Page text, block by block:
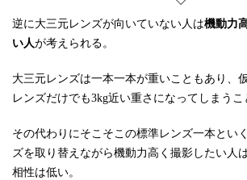
逆に大三元レンズが向いていない人は機動力
い人が考えられる。
大三元レンズは一本一本が重いこともあり、
レンズだけでも3kg近い重さになってしまうこ
その代わりにそこそこの標準レンズ一本とい
ズを取り替えながら機動力高く撮影したい人
相性は低い。